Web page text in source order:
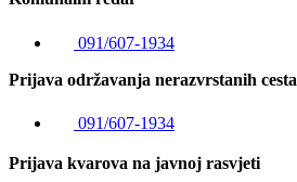
091/607-1934
Prijava održavanja nerazvrstanih cesta
091/607-1934
Prijava kvarova na javnoj rasvjeti